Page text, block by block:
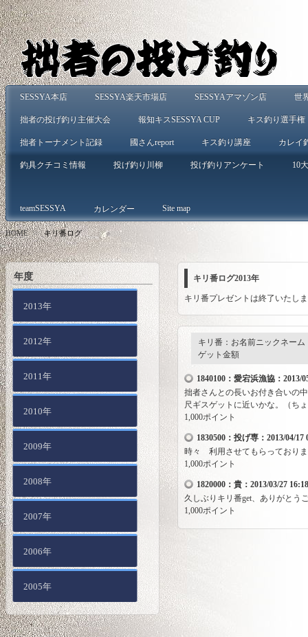
SESSYA本店 SESSYA楽天市場店 SESSYAアマゾン店 世
拙者の投げ釣り主催大会 報知キスSESSYA CUP キス釣り選手権
拙者トーナメント記録 國さんreport キス釣り講座 カレイ
釣具クチコミ情報 投げ釣り川柳 投げ釣りアンケート 10
teamSESSYA カレンダー Site map
HOME > キリ番ログ
キリ番ログ2013年
キリ番プレゼントは終了いたし
キリ番：お名前ニックネー
ゲット金額
1840100：愛宕浜漁協：2013/
拙者さんとの長いお付き合いの
尺ギスゲットに近いかな。（ち
1,000ポイント
1830500：投げ専：2013/04/17
時々 利用させてもらっており
1,000ポイント
1820000：貴：2013/03/27
久しぶりキリ番get、ありがとう
1,000ポイント
年度
2013年
2012年
2011年
2010年
2009年
2008年
2007年
2006年
2005年